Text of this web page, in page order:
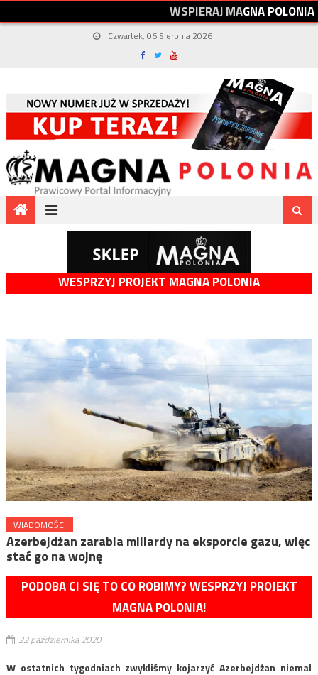
WSPIERAJMAGNAPOLONIA
Czwartek, 06 Sierpnia 2026
WESPRZYJ PROJEKT MAGNA POLONIA
WIADOMOŚCI
Azerbejdżan zarabia miliardy na eksporcie gazu, więc
stać go na wojnę
PODOBA CI SIĘ TO CO ROBIMY? WESPRZYJ PROJEKT
MAGNA POLONIA!
22 października 2020
W ostatnich tygodniach zwykliśmy kojarzyć Azerbejdżan niemal